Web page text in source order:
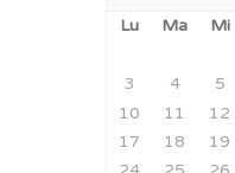
Lu Ma Mi
3
4 5
10
11 12
17
18 19